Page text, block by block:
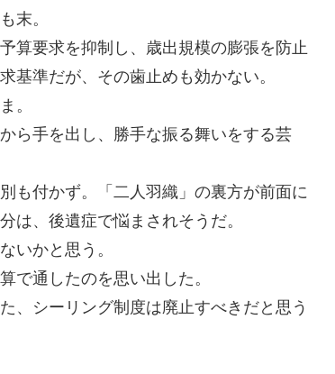
末。
算要求を抑制し、歳出規模の膨張を防止
基準だが、その歯止めも効かない。
。
ら手を出し、勝手な振る舞いをする芸
も付かず。「二人羽織」の裏方が前面に
は、後遺症で悩まされそうだ。
いかと思う。
で通したのを思い出した。
、シーリング制度は廃止すべきだと思う